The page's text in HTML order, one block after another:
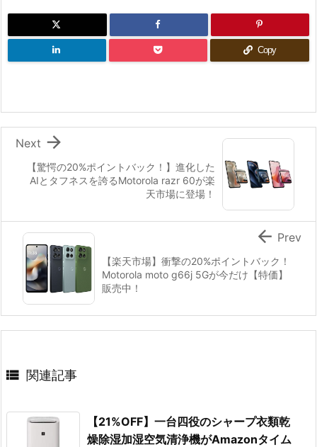
Copy
【驚愕の20%ポイントバック！】進化した
AIとタフネスを誇るMotorola razr 60が楽
天市場に登場！

Next
【楽天市場】衝撃の20%ポイントバック！
Motorola moto g66j 5Gが今だけ【特価】
販売中！
 Prev
 関連記事
【21%OFF】一台四役のシャープ衣類乾
燥除湿加湿空気清浄機がAmazonタイム